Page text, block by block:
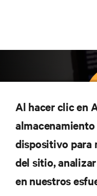
Suscríbete para
Recibe
más importantes
y perspectivas
centros de
Al hacer clic en
dispositivo para
del sitio,
en nuestros